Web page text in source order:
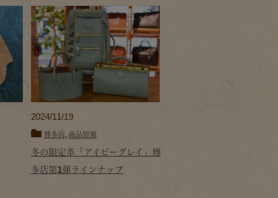
2024/11/19
博多店, 商品情報
冬の限定革「アイビーグレイ」博
多店第1弾ラインナップ